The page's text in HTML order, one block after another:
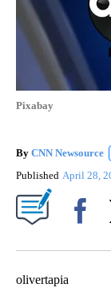
Pixabay
By CNN Newsource
Published April 28,
olivertapia